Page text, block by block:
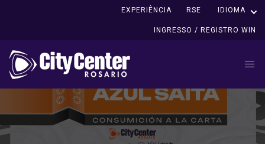
EXPERIÊNCIA RSE IDIOMA
INGRESSO / REGISTRO WIN